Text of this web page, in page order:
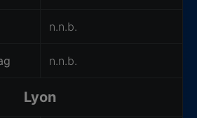
n.n.b.
n.n.b.
Lyon